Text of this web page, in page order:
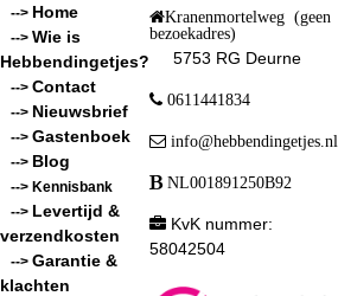
--> Home
--> Wie is
Hebbendingetjes?
--> Contact
--> Nieuwsbrief
--> Gastenboek
--> Blog
--> Kennisbank
--> Levertijd &
verzendkosten
--> Garantie &
klachten
Kranenmortelweg (geen
bezoekadres)
5753 RG Deurne
0611441834
info@hebbendingetjes.nl
NL001891250B92
KvK nummer:
58042504